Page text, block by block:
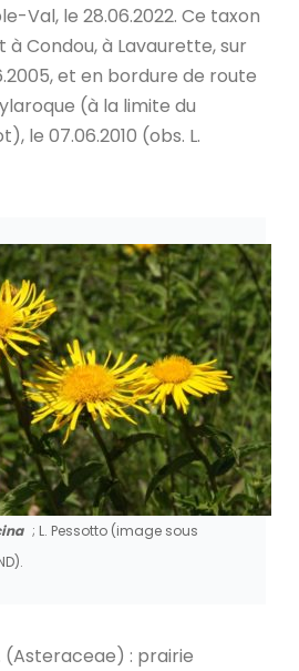
Val, le 28.06.2022. Ce taxon
Condou, à Lavaurette, sur
et en bordure de route
(à la limite du
le 07.06.2010 (obs. L.
; L. Pessotto (image sous
(Asteraceae) : prairie